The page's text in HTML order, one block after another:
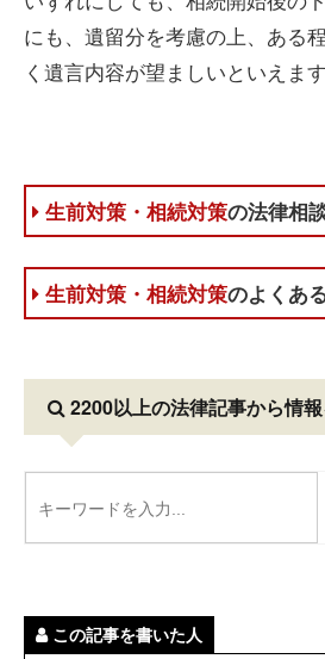
にも、遺留分を考慮の上、ある
く遺言内容が望ましいといえます
生前対策・相続対策の法律相
生前対策・相続対策のよくあ
2200以上の法律記事から情
この記事を書いた人